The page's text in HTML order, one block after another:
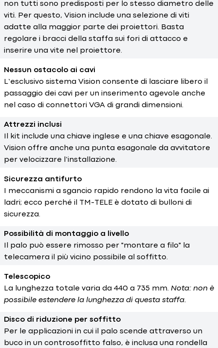
non tutti sono predisposti per lo stesso diametro delle
viti. Per questo, Vision include una selezione di viti
adatte alla maggior parte dei proiettori. Basta
regolare i bracci della staffa sui fori di attacco e
inserire una vite nel proiettore.
Nessun ostacolo ai cavi
L’esclusivo sistema Vision consente di lasciare libero il
passaggio dei cavi per un inserimento agevole anche
nel caso di connettori VGA di grandi dimensioni.
Attrezzi inclusi
Il kit include una chiave inglese e una chiave esagonale.
Vision offre anche una punta esagonale da avvitatore
per velocizzare l’installazione.
Sicurezza antifurto
I meccanismi a sgancio rapido rendono la vita facile ai
ladri; ecco perché il TM-TELE è dotato di bulloni di
sicurezza.
Possibilità di montaggio a livello
Il palo può essere rimosso per "montare a filo" la
telecamera il più vicino possibile al soffitto.
Telescopico
La lunghezza totale varia da 440 a 735 mm. Nota: non è
possibile estendere la lunghezza di questa staffa.
Disco di riduzione per soffitto
Per le applicazioni in cui il palo scende attraverso un
buco in un controsoffitto falso, è inclusa una rondella